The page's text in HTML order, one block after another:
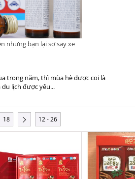
nhưng bạn lại sợ say xe
trong năm, thì mùa hè được coi là
lịch được yêu...
18 12 - 26